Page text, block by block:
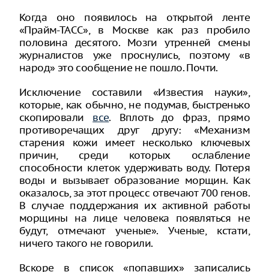
Когда оно появилось на открытой ленте
«Прайм-ТАСС», в Москве как раз пробило
половина десятого. Мозги утренней смены
журналистов уже проснулись, поэтому «в
народ» это сообщение не пошло. Почти.
Исключение составили «Известия науки»,
которые, как обычно, не подумав, быстренько
скопировали все. Вплоть до фраз, прямо
противоречащих друг другу: «Механизм
старения кожи имеет несколько ключевых
причин, среди которых ослабление
способности клеток удерживать воду. Потеря
воды и вызывает образование морщин. Как
оказалось, за этот процесс отвечают 700 генов.
В случае поддержания их активной работы
морщины на лице человека появляться не
будут, отмечают ученые». Ученые, кстати,
ничего такого не говорили.
Вскоре в список «попавших» записались